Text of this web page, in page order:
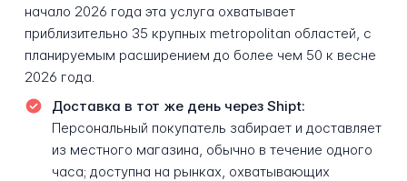
начало 2026 года эта услуга охватывает
приблизительно 35 крупных metropolitan областей, с
планируемым расширением до более чем 50 к весне
2026 года.
Доставка в тот же день через Shipt:
Персональный покупатель забирает и доставляет
из местного магазина, обычно в течение одного
часа; доступна на рынках, охватывающих